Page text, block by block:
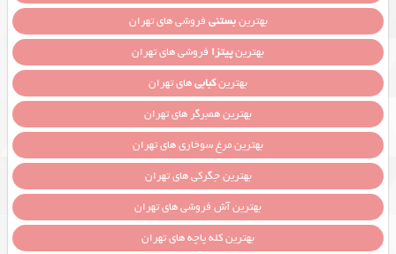
بهترینبستنی فروشی های تهران
بهترینپیتزا فروشی های تهران
بهترینکبابیهای تهران
بهترین همبرگر های تهران
بهترین مرغ سوخاری های تهران
بهترین جگرکی های تهران
بهترین آش فروشی های تهران
بهترین کله پاچه های تهران